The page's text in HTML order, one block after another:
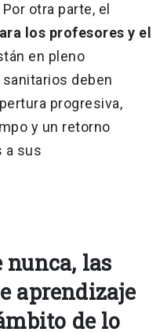
otra parte, el
los profesores y el
en pleno
deben
progresiva,
y un retorno
a sus
nunca, las
aprendizaje
de lo